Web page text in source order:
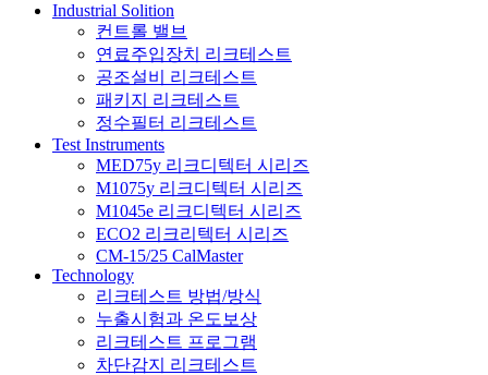
Industrial Solition
컨트롤 밸브
연료주입장치 리크테스트
공조설비 리크테스트
패키지 리크테스트
정수필터 리크테스트
Test Instruments
MED75y 리크디텍터 시리즈
M1075y 리크디텍터 시리즈
M1045e 리크디텍터 시리즈
ECO2 리크리텍터 시리즈
CM-15/25 CalMaster
Technology
리크테스트 방법/방식
누출시험과 온도보상
리크테스트 프로그램
차단감지 리크테스트